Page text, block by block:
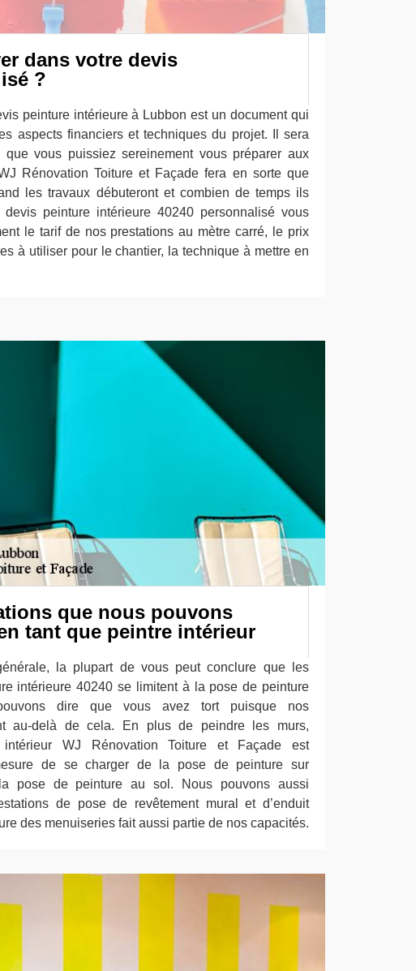
dans votre devis
?
peinture intérieure à Lubbon est un document qui
aspects financiers et techniques du projet. Il sera
vous puissiez sereinement vous préparer aux
Rénovation Toiture et Façade fera en sorte que
les travaux débuteront et combien de temps ils
devis peinture intérieure 40240 personnalisé vous
le tarif de nos prestations au mètre carré, le prix
à utiliser pour le chantier, la technique à mettre en
que nous pouvons
tant que peintre intérieur
la plupart de vous peut conclure que les
intérieure 40240 se limitent à la pose de peinture
dire que vous avez tort puisque nos
au-delà de cela. En plus de peindre les murs,
intérieur WJ Rénovation Toiture et Façade est
de se charger de la pose de peinture sur
pose de peinture au sol. Nous pouvons aussi
de pose de revêtement mural et d’enduit
des menuiseries fait aussi partie de nos capacités.